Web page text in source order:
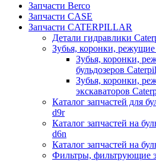
Запчасти Berco
Запчасти CASE
Запчасти CATERPILLAR
Детали гидравлики
Зубья, коронки,
Зубья, коронки,
бульдозеров
Зубья, коронки,
экскаваторов
Каталог запчастей для
d9r
Каталог запчастей на
d6n
Каталог запчастей на
Фильтры, фильтрующие